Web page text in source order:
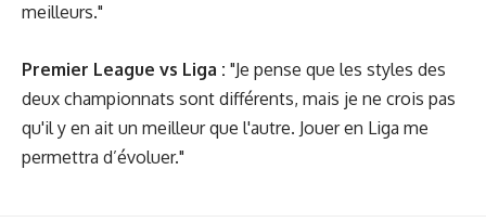
meilleurs."
Premier League vs Liga : "Je pense que les styles des
deux championnats sont différents, mais je ne crois pas
qu'il y en ait un meilleur que l'autre. Jouer en Liga me
permettra d’évoluer."